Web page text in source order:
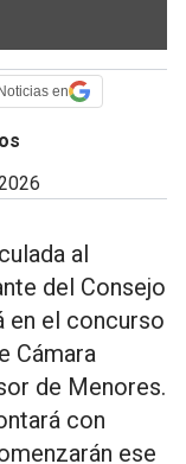
en
al
del Consejo
en el concurso
Cámara
de Menores.
con
ese